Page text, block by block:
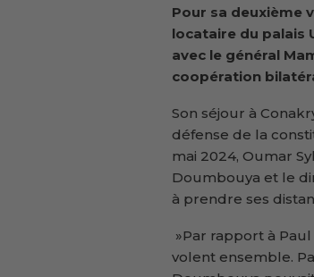
Pour sa deuxième
locataire du palais
avec le général
coopération
Son séjour à
défense de la
mai 2024, Oumar
Doumbouya et le
à prendre ses
»Par rapport à
volent ensemble.